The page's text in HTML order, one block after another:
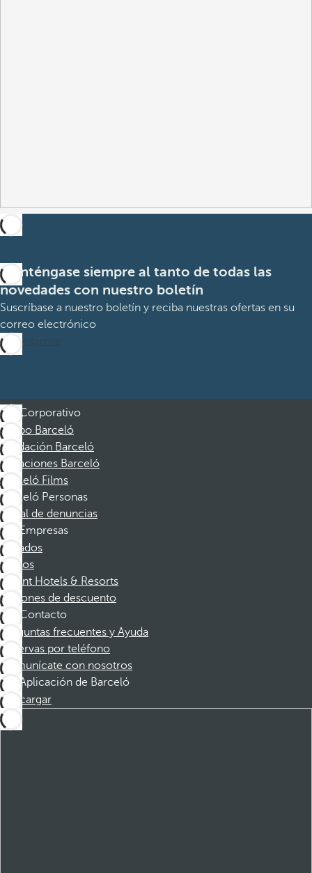
Manténgase siempre al tanto de todas las
novedades con nuestro boletín
Suscríbase a nuestro boletín y reciba nuestras ofertas en su
correo electrónico
Suscribirme
Corporativo
Grupo Barceló
Fundación Barceló
Vacaciones Barceló
Barceló Films
Barceló Personas
Canal de denuncias
Empresas
Afiliados
Socios
Dorint Hotels & Resorts
Cupones de descuento
Contacto
Preguntas frecuentes y Ayuda
Reservas por teléfono
Comunícate con nosotros
Aplicación de Barceló
Descargar